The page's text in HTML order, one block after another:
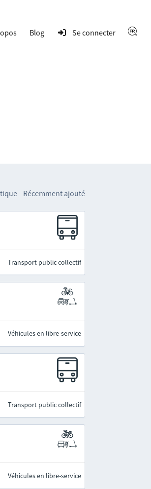
Blog Se connecter
Récemment ajouté
Transport public collectif
Véhicules en libre-service
Transport public collectif
Véhicules en libre-service